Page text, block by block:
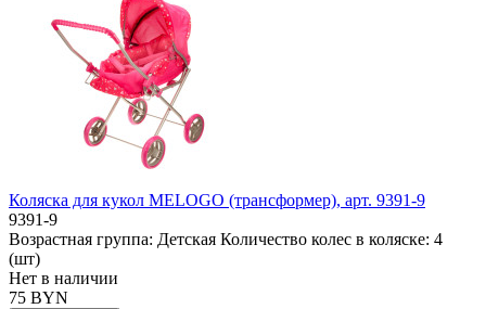
Коляска для кукол MELOGO (трансформер), арт. 9391-9
9391-9
Возрастная группа: Детская Количество колес в коляске: 4
(шт)
Нет в наличии
75 BYN